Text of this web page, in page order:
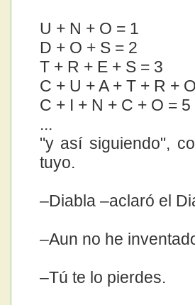
U + N + O = 1
D + O + S = 2
T + R + E + S = 3
C + U + A + T + R +
C + I + N + C + O = 5
...
"y así siguiendo",
tuyo.
–Diabla –aclaró el
–Aun no he
–Tú te lo pierdes.